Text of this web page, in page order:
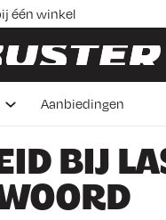
één winkel
Aanbiedingen
BIJ